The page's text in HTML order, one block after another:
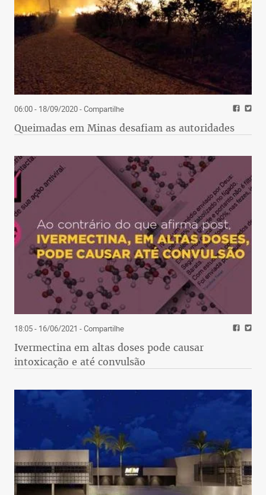
06:00 - 18/09/2020- Compartilhe
Queimadas em Minas desafiam as autoridades
18:05 - 16/06/2021 - Compartilhe
Ivermectina em altas doses pode causar
intoxicação e até convulsão